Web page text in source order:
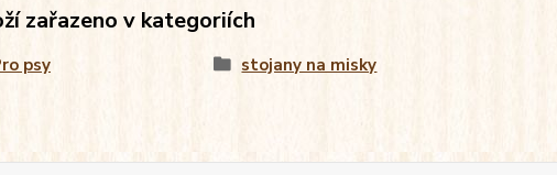
zařazeno v kategoriích
psy stojany na misky